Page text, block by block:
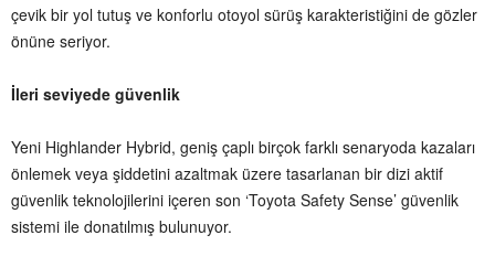
çevik bir yol tutuş ve konforlu otoyol sürüş karakteristiğini de gözler
önüne seriyor.
İleri seviyede güvenlik
Yeni Highlander Hybrid, geniş çaplı birçok farklı senaryoda kazaları
önlemek veya şiddetini azaltmak üzere tasarlanan bir dizi aktif
güvenlik teknolojilerini içeren son ‘Toyota Safety Sense’ güvenlik
sistemi ile donatılmış bulunuyor.